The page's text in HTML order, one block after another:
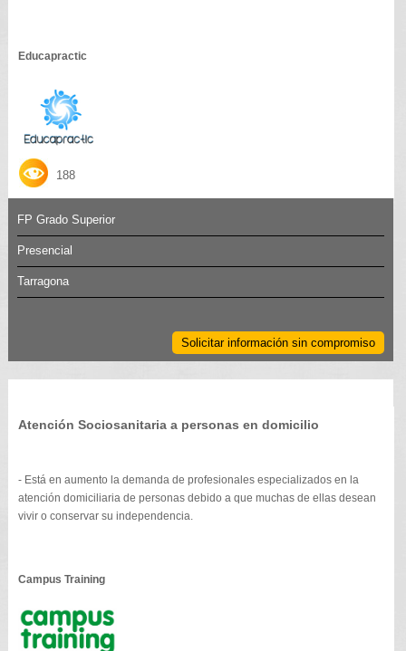
Educapractic
188
FP Grado Superior
Presencial
Tarragona
Solicitar información sin compromiso
Atención Sociosanitaria a personas en domicilio
- Está en aumento la demanda de profesionales especializados en la
atención domiciliaria de personas debido a que muchas de ellas desean
vivir o conservar su independencia.
Campus Training